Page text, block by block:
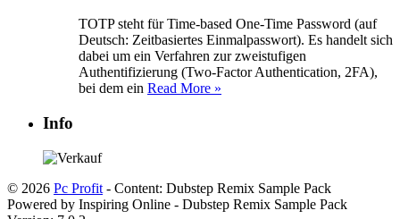
TOTP steht für Time-based One-Time Password (auf
Deutsch: Zeitbasiertes Einmalpasswort). Es handelt sich
dabei um ein Verfahren zur zweistufigen
Authentifizierung (Two-Factor Authentication, 2FA),
bei dem ein Read More »
Info
© 2026 Pc Profit - Content: Dubstep Remix Sample Pack
Powered by Inspiring Online - Dubstep Remix Sample Pack